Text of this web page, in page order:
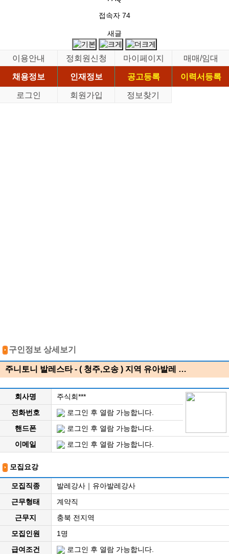
접속자 74
새글
이용안내 정회원신청 마이페이지
매매/임대
채용정보
인재정보 공고등록
이력서등록
로그인
회원가입 정보찾기
구인정보 상세보기
주니토니 발레스타 - ( 청주,오송 ) 지역 유아발레 …
회사명
주식회***
전화번호
로그인 후 열람 가능합니다.
핸드폰
로그인 후 열람 가능합니다.
이메일
로그인 후 열람 가능합니다.
모집요강
모집직종
발레강사｜유아발레강사
근무형태
계약직
근무지
충북 전지역
모집인원
1명
급여조건
로그인 후 열람 가능합니다.